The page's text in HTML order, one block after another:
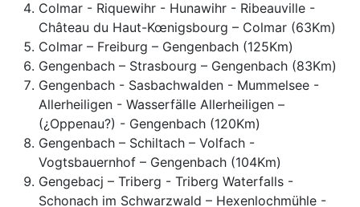
Colmar - Riquewihr - Hunawihr - Ribeauville -
Château du Haut-Kœnigsbourg – Colmar (63Km)
Colmar – Freiburg – Gengenbach (125Km)
Gengenbach – Strasbourg – Gengenbach (83Km)
Gengenbach - Sasbachwalden - Mummelsee -
Allerheiligen - Wasserfälle Allerheiligen –
(¿Oppenau?) - Gengenbach (120Km)
Gengenbach – Schiltach – Volfach -
Vogtsbauernhof – Gengenbach (104Km)
Gengebacj – Triberg - Triberg Waterfalls -
Schonach im Schwarzwald – Hexenlochmühle -